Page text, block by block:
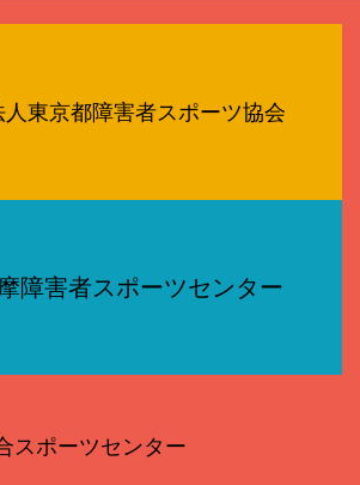
東京都障害者スポーツ協会
障害者スポーツセンター
スポーツセンター